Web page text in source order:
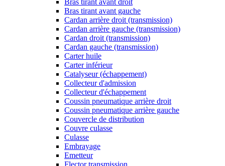
Bras tirant avant droit
Bras tirant avant gauche
Cardan arrière droit (transmission)
Cardan arrière gauche (transmission)
Cardan droit (transmission)
Cardan gauche (transmission)
Carter huile
Carter inférieur
Catalyseur (échappement)
Collecteur d'admission
Collecteur d'échappement
Coussin pneumatique arrière droit
Coussin pneumatique arrière gauche
Couvercle de distribution
Couvre culasse
Culasse
Embrayage
Emetteur
Flector transmission